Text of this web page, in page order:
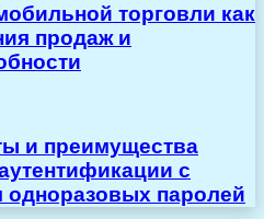
торговли как
продаж и
и преимущества
с
одноразовых паролей